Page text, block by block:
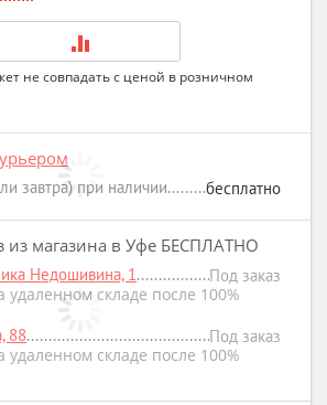
не совпадать с ценой в розничном
завтра) при наличии бесплатно
из магазина в Уфе БЕСПЛАТНО
Недошивина, 1
Под заказ
складе после 100%
88
Под заказ
складе после 100%